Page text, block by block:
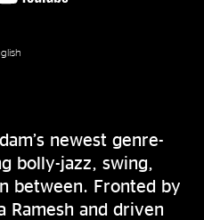
newest genre-
bolly-jazz, swing,
between. Fronted by
Ramesh and driven